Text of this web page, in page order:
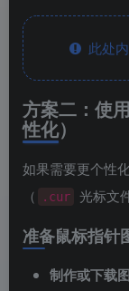
此处内
方案二：使
性化）
如果需要更个性
（
.cur 光标文
准备鼠标指针
制作或下载